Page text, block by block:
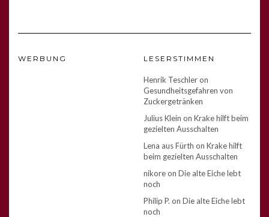
WERBUNG LESERSTIMMEN
Henrik Teschleron
Gesundheitsgefahren von
Zuckergetränken
Julius Klein on Krake hilft beim
gezielten Ausschalten
Lena aus Fürth on Krake hilft
beim gezielten Ausschalten
nikoreon Die alte Eiche lebt
noch
Philip P. on Die alte Eiche lebt
noch